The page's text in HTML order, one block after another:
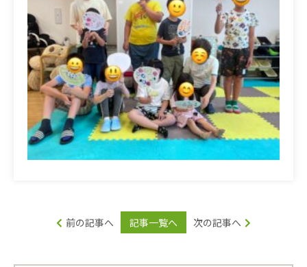
前の記事へ 記事一覧へ 次の記事へ